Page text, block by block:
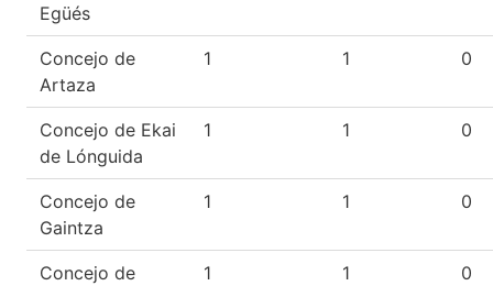
Egüés
Concejo de
Artaza
1 1 0
Concejo de Ekai
de Lónguida
1 1 0
Concejo de
Gaintza
1 1 0
Concejo de
1 1 0